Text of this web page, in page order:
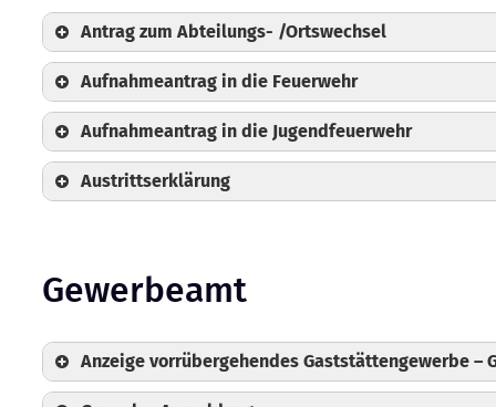
Antrag zum Abteilungs- /Ortswechsel
Aufnahmeantrag in die Feuerwehr
Aufnahmeantrag in die Jugendfeuerwehr
Austrittserklärung
Gewerbeamt
Anzeige vorrübergehendes Gaststättengewerbe –